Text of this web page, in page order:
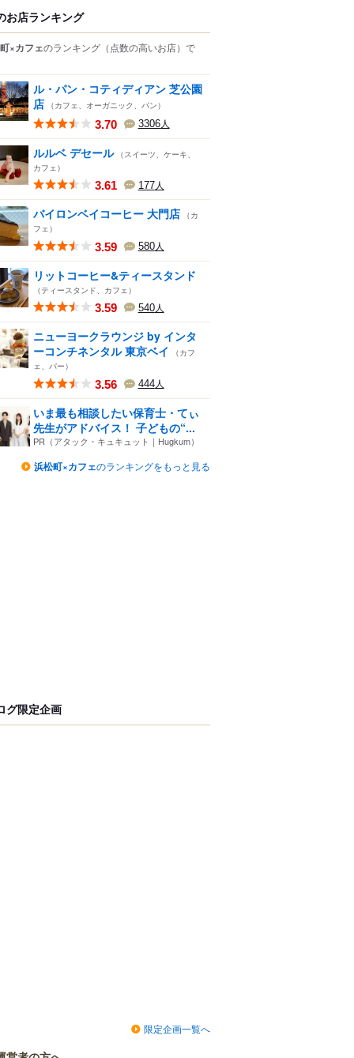
お店ランキング
×カフェのランキング （点数の高いお店） で
ル・パン・コティディアン 芝公園
店 （カフェ、オーガニック、パン）
3.70 3306人
ルルベ デセール （スイーツ、ケーキ、
カフェ）
3.61 177人
バイロンベイコーヒー 大門店 （カ
フェ）
3.59 580人
リットコーヒー&ティースタンド
（ティースタンド、カフェ）
3.59 540人
ニューヨークラウンジ by インタ
ーコンチネンタル 東京ベイ
（カフ
ェ、バー）
3.56 444人
いま最も相談したい保育士・てぃ
先生がアドバイス！ 子どもの“...
PR（アタック・キュキュット｜Hugkum）
浜松町×カフェのランキングをもっと見る
グ限定企画
限定企画一覧へ